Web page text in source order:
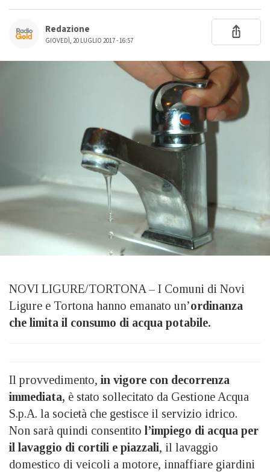
Redazione
GIOVEDÌ, 20 LUGLIO 2017 - 16:57
NOVI LIGURE/TORTONA – I Comuni di Novi
Ligure e Tortona hanno emanato un’ordinanza
che limita il consumo di acqua potabile.
Il provvedimento, in vigore con decorrenza
immediata, è stato sollecitato da Gestione Acqua
S.p.A. la società che gestisce il servizio idrico.
Non sarà quindi consentito l’impiego di acqua per
il lavaggio di cortili e piazzali, il lavaggio
domestico di veicoli a motore, innaffiare giardini